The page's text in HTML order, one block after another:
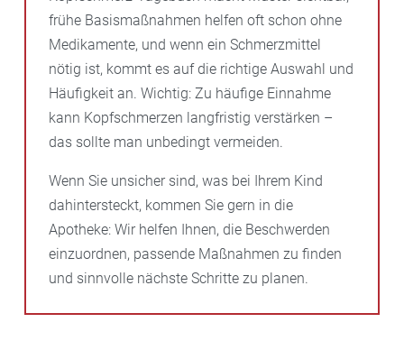
frühe Basismaßnahmen helfen oft schon ohne
Medikamente, und wenn ein Schmerzmittel
nötig ist, kommt es auf die richtige Auswahl und
Häufigkeit an. Wichtig: Zu häufige Einnahme
kann Kopfschmerzen langfristig verstärken –
das sollte man unbedingt vermeiden.
Wenn Sie unsicher sind, was bei Ihrem Kind
dahintersteckt, kommen Sie gern in die
Apotheke: Wir helfen Ihnen, die Beschwerden
einzuordnen, passende Maßnahmen zu finden
und sinnvolle nächste Schritte zu planen.